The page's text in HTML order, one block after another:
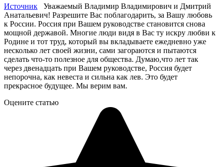
Источник Уважаемый Владимир Владимирович и Дмитрий
Анатальевич! Разрешите Вас поблагодарить, за Вашу любовь
к России. Россия при Вашем руководстве становится снова
мощной державой. Многие люди видя в Вас ту искру любви к
Родине и тот труд, который вы вкладываете ежедневно уже
несколько лет своей жизни, сами загораются и пытаются
сделать что-то полезное для общества. Думаю,что лет так
через двенадцать при Вашем руководстве, Россия будет
непорочна, как невеста и сильна как лев. Это будет
прекрасное будущее. Мы верим вам.
Оцените статью